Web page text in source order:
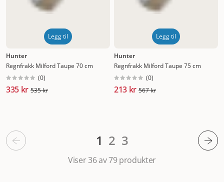
Legg til
Hunter
Regnfrakk Milford Taupe 70 cm
(0)
335 kr 535 kr
Legg til
Hunter
Regnfrakk Milford Taupe 75 cm
(0)
213 kr 567 kr
1 2 3
Viser 36 av 79produkter